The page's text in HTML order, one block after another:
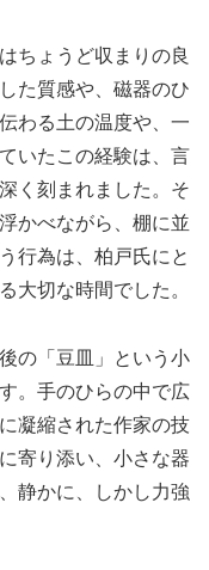
ちょうど収まりの良
た質感や、磁器のひ
わる土の温度や、一
いたこの経験は、言
く刻まれました。そ
かべながら、棚に並
行為は、柏戸氏にと
大切な時間でした。
の「豆皿」という小
。手のひらの中で広
凝縮された作家の技
寄り添い、小さな器
静かに、しかし力強